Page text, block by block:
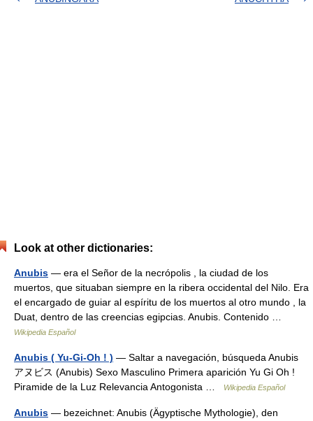
Look at other dictionaries:
Anubis — era el Señor de la necrópolis , la ciudad de los
muertos, que situaban siempre en la ribera occidental del Nilo. Era
el encargado de guiar al espíritu de los muertos al otro mundo , la
Duat, dentro de las creencias egipcias. Anubis. Contenido …
Wikipedia Español
Anubis ( Yu-Gi-Oh ! ) — Saltar a navegación, búsqueda Anubis
アヌビス (Anubis) Sexo Masculino Primera aparición Yu Gi Oh !
Piramide de la Luz Relevancia Antogonista …
Wikipedia Español
Anubis — bezeichnet: Anubis (Ägyptische Mythologie), den